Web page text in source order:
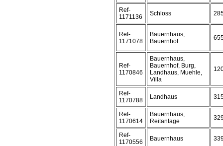
Ref-
1171136
Schloss
Ref-
1171078
Bauernhaus,
Bauernhof
Ref-
1170846
Bauernhaus,
Bauernhof, Burg,
Landhaus, Muehle,
Villa
Ref-
1170788
Landhaus
Ref-
1170614
Bauernhaus,
Reitanlage
Ref-
1170556
Bauernhaus